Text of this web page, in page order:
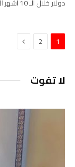
دولار خلال الـ 10 أشهر الأولى من عام 2022 مقابل…
1
2 التالي
لا تفوت